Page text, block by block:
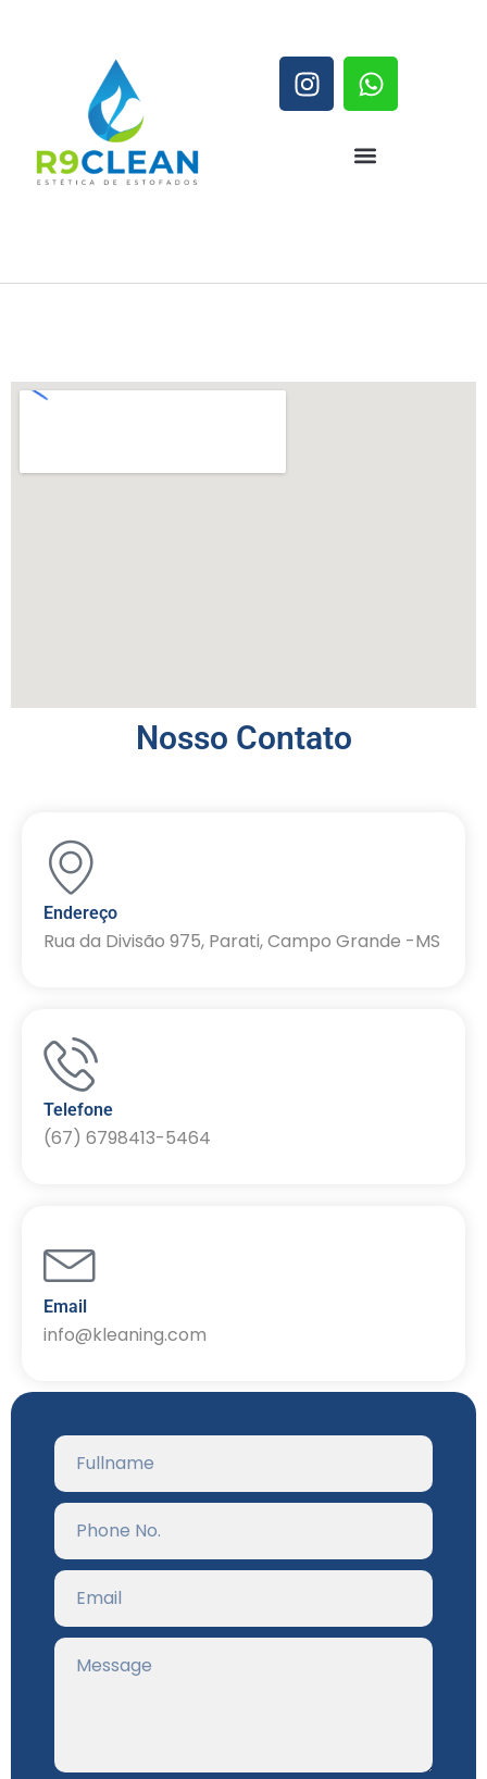
Nosso Contato
Endereço
Rua da Divisão 975, Parati, Campo Grande -MS
Telefone
(67) 6798413-5464
Email
info@kleaning.com